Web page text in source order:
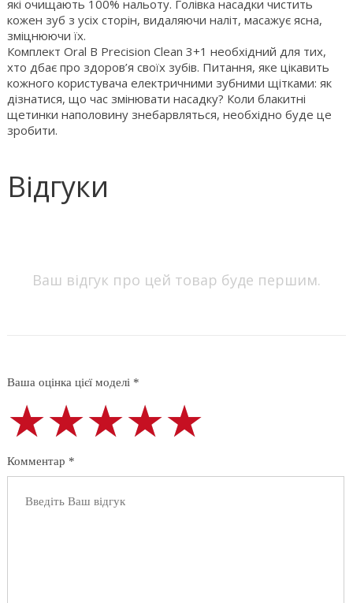
які очищають 100% нальоту. Голівка насадки чистить
кожен зуб з усіх сторін, видаляючи наліт, масажує ясна,
зміцнюючи їх.
Комплект Oral B Precision Clean 3+1 необхідний для тих,
хто дбає про здоров’я своїх зубів. Питання, яке цікавить
кожного користувача електричними зубними щітками: як
дізнатися, що час змінювати насадку? Коли блакитні
щетинки наполовину знебарвляться, необхідно буде це
зробити.
Відгуки
Ваш відгук про цей товар буде першим.
Ваша оцінка цієї моделі *
★★★★★
★★★★★
★★★★★
Комментар *